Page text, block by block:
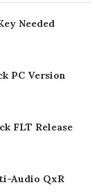
Needed
PC Version
FLT Release
Audio QxR